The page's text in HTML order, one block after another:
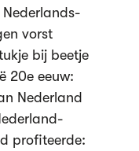
vorst
bij beetje
20e eeuw:
Nederland
profiteerde: